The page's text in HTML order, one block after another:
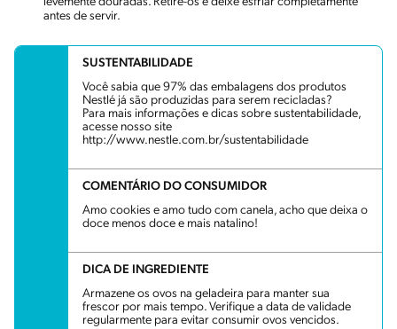
antes de servir.
SUSTENTABILIDADE
Você sabia que 97% das embalagens dos produtos
Nestlé já são produzidas para serem recicladas?
Para mais informações e dicas sobre sustentabilidade,
acesse nosso site
http://www.nestle.com.br/sustentabilidade
COMENTÁRIO DO CONSUMIDOR
Amo cookies e amo tudo com canela, acho que deixa o
doce menos doce e mais natalino!
DICA DE INGREDIENTE
Armazene os ovos na geladeira para manter sua
frescor por mais tempo. Verifique a data de validade
regularmente para evitar consumir ovos vencidos.